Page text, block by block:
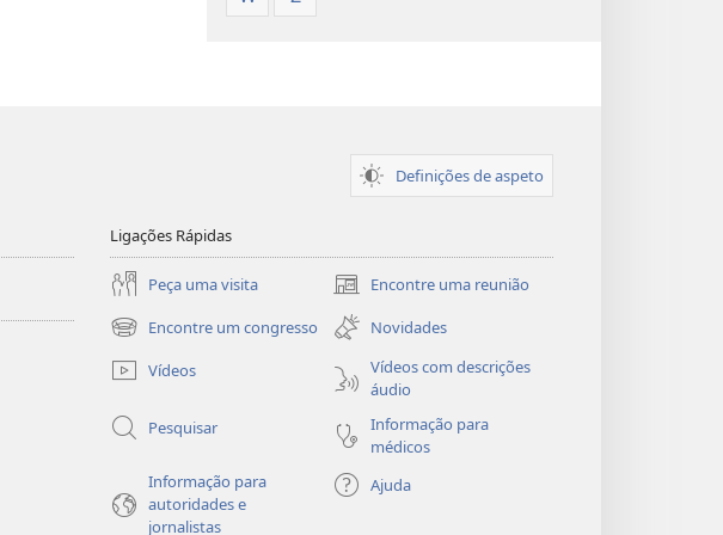
Definições de aspeto
Ligações Rápidas
Peça uma visita Encontre uma reunião
(abre
uma
nova
janela)
Encontre um congresso
(abre
uma
nova
Novidades
Vídeos
Vídeos com descrições
áudio
Pesquisar
Informação para
médicos
Informação para
autoridades e
jornalistas
Ajuda